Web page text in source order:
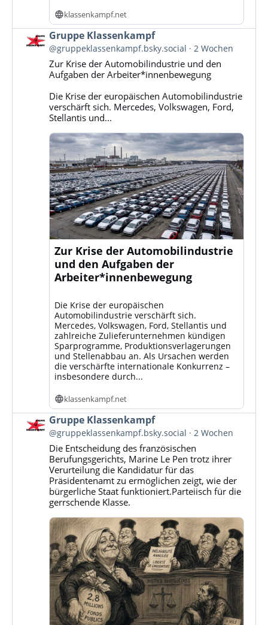
klassenkampf.net
Beitrag
von
Gruppe
Klassenkampf
Bluesky
ansehen
Gruppe Klassenkampf
@gruppeklassenkampf.bsky.social 2 Wochen
Zur Krise der Automobilindustrie und den
Aufgaben der Arbeiter*innenbewegung
Die Krise der europäischen Automobilindustrie
verschärft sich. Mercedes, Volkswagen, Ford,
Stellantis und...
Zur Krise der Automobilindustrie
und den Aufgaben der
Arbeiter*innenbewegung
Die Krise der europäischen
Automobilindustrie verschärft sich.
Mercedes, Volkswagen, Ford, Stellantis und
zahlreiche Zulieferunternehmen kündigen
Sparprogramme, Produktionsverlagerungen
und Stellenabbau an. Als Ursachen werden
die verschärfte internationale Konkurrenz –
insbesondere durch...
klassenkampf.net
Beitrag
von
Gruppe
Klassenkampf
Bluesky
ansehen
Gruppe Klassenkampf
@gruppeklassenkampf.bsky.social 2 Wochen
Die Entscheidung des französischen
Berufungsgerichts, Marine Le Pen trotz ihrer
Verurteilung die Kandidatur für das
Präsidentenamt zu ermöglichen zeigt, wie der
bürgerliche Staat funktioniert.Parteiisch für die
gerrschende Klasse.